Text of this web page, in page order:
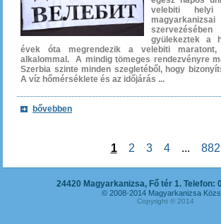
velebiti
gyülekeztek a
évek óta megrendezik a velebiti maratont,
alkalommal. A mindig tömeges rendezvényre
Szerbia szinte minden szegletéből, hogy
A víz hőmérséklete és az időjárás ...
bővebben
1 2 3 4 ... 882
24420 Magyarkanizsa, Fő tér 1. Telefon:
© 2008-2014 Magyarkanizsa
Copyright © 2014